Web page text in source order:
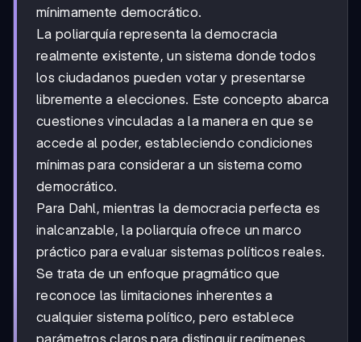
mínimamente democrático.
La poliarquía representa la democracia
realmente existente, un sistema donde todos
los ciudadanos pueden votar y presentarse
libremente a elecciones. Este concepto abarca
cuestiones vinculadas a la manera en que se
accede al poder, estableciendo condiciones
mínimas para considerar a un sistema como
democrático.
Para Dahl, mientras la democracia perfecta es
inalcanzable, la poliarquía ofrece un marco
práctico para evaluar sistemas políticos reales.
Se trata de un enfoque pragmático que
reconoce las limitaciones inherentes a
cualquier sistema político, pero establece